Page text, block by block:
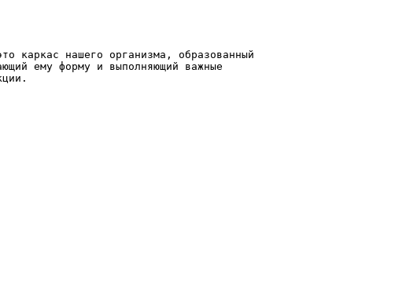
каркас нашего организма, образованный
ему форму и выполняющий важные